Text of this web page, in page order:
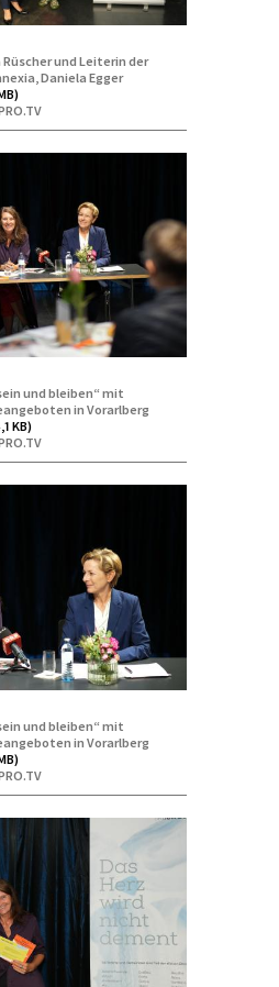
und Leiterin der
Daniela Egger
und bleiben“ mit
in Vorarlberg
KB)
und bleiben“ mit
in Vorarlberg